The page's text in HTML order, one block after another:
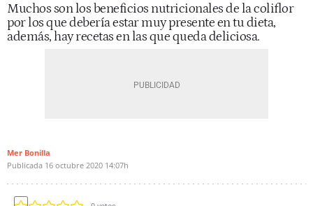
Muchos son los beneficios nutricionales de la coliflor
por los que debería estar muy presente en tu dieta,
además, hay recetas en las que queda deliciosa.
Mer Bonilla
Publicada 16 octubre 2020 14:07h